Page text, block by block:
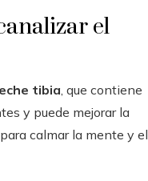
el
tibia, que contiene
y puede mejorar la
calmar la mente y el